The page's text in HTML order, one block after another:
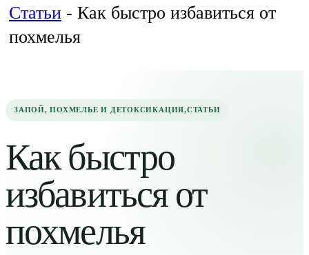
Статьи - Как быстро избавиться от
похмелья
ЗАПОЙ, ПОХМЕЛЬЕ И ДЕТОКСИКАЦИЯ,СТАТЬИ
Как быстро
избавиться от
похмелья